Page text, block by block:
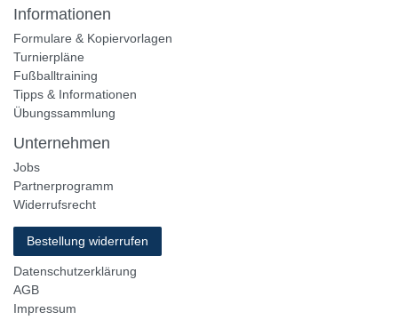
Informationen
Formulare & Kopiervorlagen
Turnierpläne
Fußballtraining
Tipps & Informationen
Übungssammlung
Unternehmen
Jobs
Partnerprogramm
Widerrufsrecht
Bestellung widerrufen
Datenschutzerklärung
AGB
Impressum